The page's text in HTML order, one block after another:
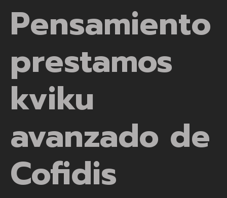
Pensamiento
prestamos
kviku
avanzado de
Cofidis